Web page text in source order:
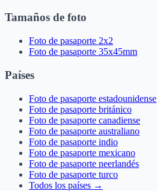
Tamaños de foto
Foto de pasaporte 2x2
Foto de pasaporte 35x45mm
Países
Foto de pasaporte estadounidense
Foto de pasaporte británico
Foto de pasaporte canadiense
Foto de pasaporte australiano
Foto de pasaporte indio
Foto de pasaporte mexicano
Foto de pasaporte neerlandés
Foto de pasaporte turco
Todos los países →